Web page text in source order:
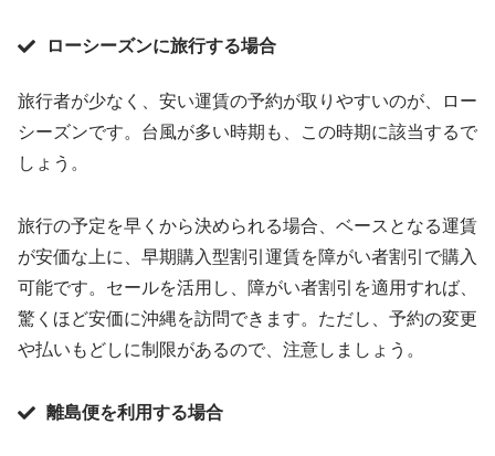
ローシーズンに旅行する場合
旅行者が少なく、安い運賃の予約が取りやすいのが、ロー
シーズンです。台風が多い時期も、この時期に該当するで
しょう。
旅行の予定を早くから決められる場合、ベースとなる運賃
が安価な上に、早期購入型割引運賃を障がい者割引で購入
可能です。セールを活用し、障がい者割引を適用すれば、
驚くほど安価に沖縄を訪問できます。ただし、予約の変更
や払いもどしに制限があるので、注意しましょう。
離島便を利用する場合